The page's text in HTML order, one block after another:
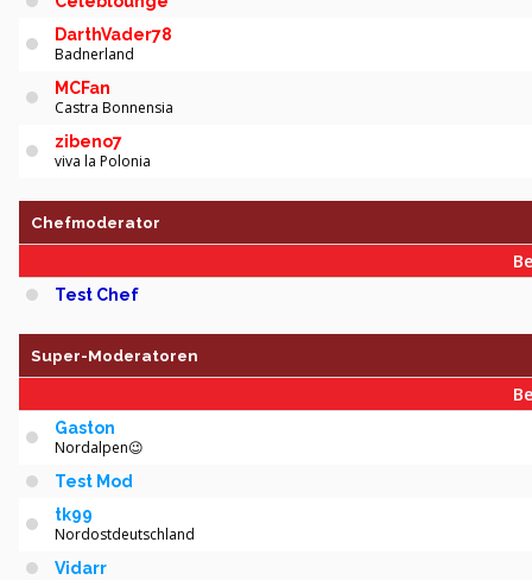
DarthVader78
Badnerland
MCFan
Castra Bonnensia
zibeno7
viva la Polonia
Chefmoderator
Test Chef
Super-Moderatoren
Gaston
Nordalpen😉
Test Mod
tk99
Nordostdeutschland
Vidarr